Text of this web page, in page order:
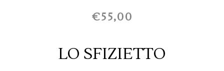
€55,00
LO SFIZIETTO